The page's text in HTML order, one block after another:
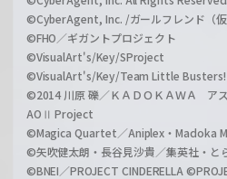
©CyberAgent, Inc. /ガールフレンド（
©FHO／ギガントプロジェクト
©VisualArt's/Key/SProject
©VisualArt's/Key/Team Little Busters!
©2014 川原 礫／ＫＡＤＯＫＡＷＡ ア
AOⅡ Project
©Magica Quartet／Aniplex・Madoka
©矢吹健太朗・長谷見沙貴／集英社・と
©BNEI／PROJECT CINDERELLA